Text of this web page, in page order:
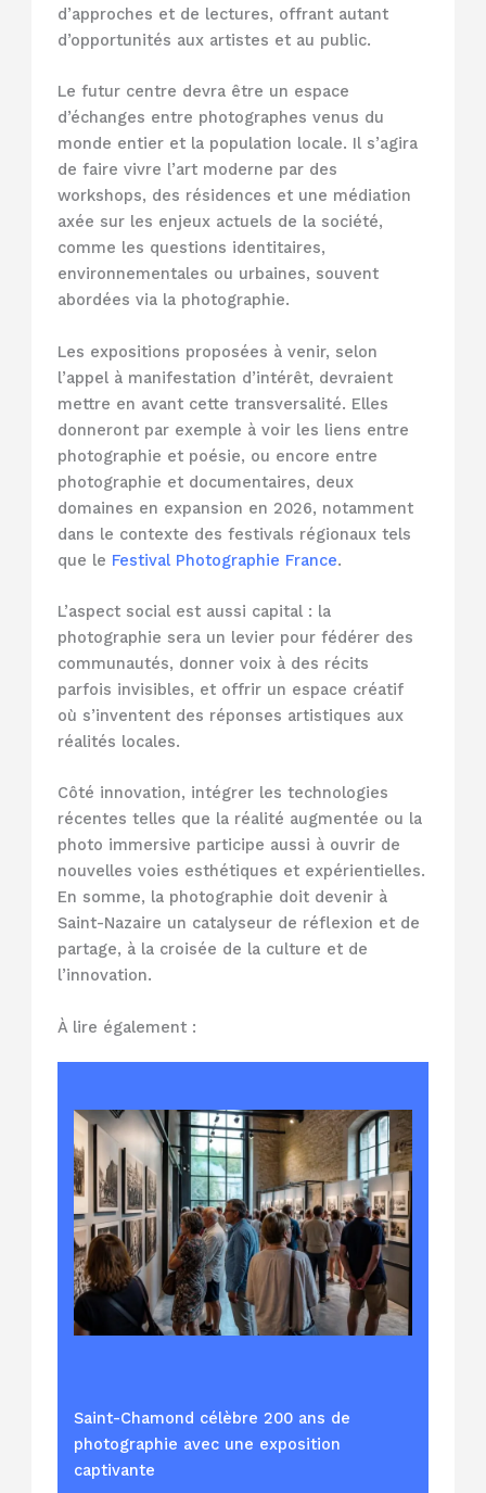
d’approches et de lectures, offrant autant
d’opportunités aux artistes et au public.
Le futur centre devra être un espace
d’échanges entre photographes venus du
monde entier et la population locale. Il s’agira
de faire vivre l’art moderne par des
workshops, des résidences et une médiation
axée sur les enjeux actuels de la société,
comme les questions identitaires,
environnementales ou urbaines, souvent
abordées via la photographie.
Les expositions proposées à venir, selon
l’appel à manifestation d’intérêt, devraient
mettre en avant cette transversalité. Elles
donneront par exemple à voir les liens entre
photographie et poésie, ou encore entre
photographie et documentaires, deux
domaines en expansion en 2026, notamment
dans le contexte des festivals régionaux tels
que le Festival Photographie France.
L’aspect social est aussi capital : la
photographie sera un levier pour fédérer des
communautés, donner voix à des récits
parfois invisibles, et offrir un espace créatif
où s’inventent des réponses artistiques aux
réalités locales.
Côté innovation, intégrer les technologies
récentes telles que la réalité augmentée ou la
photo immersive participe aussi à ouvrir de
nouvelles voies esthétiques et expérientielles.
En somme, la photographie doit devenir à
Saint-Nazaire un catalyseur de réflexion et de
partage, à la croisée de la culture et de
l’innovation.
À lire également :
Saint-Chamond célèbre 200 ans de
photographie avec une exposition
captivante